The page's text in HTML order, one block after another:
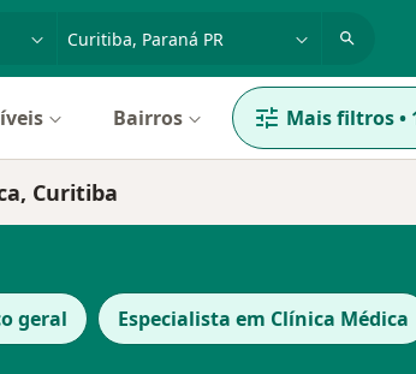
cidade ou região
Bairros Mais filtros•
Curitiba
geral Especialista em Clínica Médica